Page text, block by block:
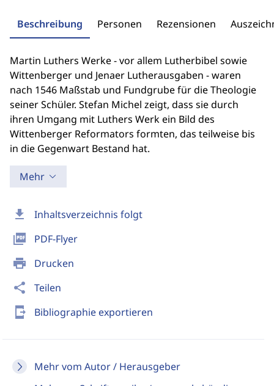
download Inhaltsverzeichnis folgt
picture_as_pdf PDF-Flyer
print Drucken
share Teilen
send_to_mobile Bibliographie exportieren
Mehr vom Autor / Herausgeber
Beschreibung Personen Rezensionen
Martin Luthers Werke - vor allem Lutherbibel sowie
Wittenberger und Jenaer Lutherausgaben - waren
nach 1546 Maßstab und Fundgrube für die Theologie
seiner Schüler. Stefan Michel zeigt, dass sie durch
ihren Umgang mit Luthers Werk ein Bild des
Wittenberger Reformators formten, das teilweise bis
in die Gegenwart Bestand hat.
Mehr